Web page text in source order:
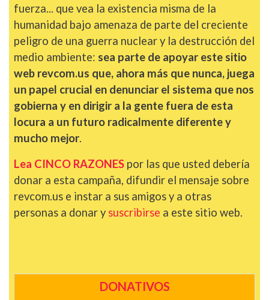
fuerza... que vea la existencia misma de la
humanidad bajo amenaza de parte del creciente
peligro de una guerra nuclear y la destrucción del
medio ambiente: sea parte de apoyar este sitio
web revcom.us que, ahora más que nunca, juega
un papel crucial en denunciar el sistema que nos
gobierna y en dirigir a la gente fuera de esta
locura a un futuro radicalmente diferente y
mucho mejor.
Lea CINCO RAZONES por las que usted debería
donar a esta campaña, difundir el mensaje sobre
revcom.us e instar a sus amigos y a otras
personas a donar y suscribirse a este sitio web.
DONATIVOS